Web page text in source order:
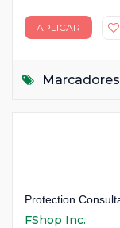
APLICAR
Marcadores
Protection
FShop Inc.